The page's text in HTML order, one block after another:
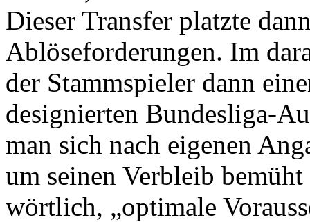
Dieser Transfer platzte
Ablöseforderungen. Im
der Stammspieler dann
designierten Bundesliga-
man sich nach eigenen
um seinen Verbleib
wörtlich, „optimale